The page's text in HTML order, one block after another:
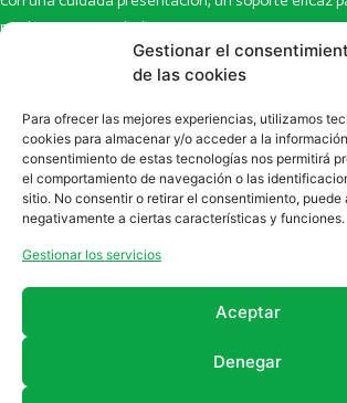
Gestionar el
de las cookies
Para ofrecer las mejores experiencias, utilizamos
cookies para almacenar y/o acceder a la
consentimiento de estas tecnologías nos permitirá
el comportamiento de navegación o las
sitio. No consentir o retirar el consentimiento, puede
negativamente a ciertas características y funciones.
Gestionar los servicios
Aceptar
Denegar
productos y novedades.
Inicio
Newsletter
Eco Multimedia
Contacto
Artículos
Escaparate
Enlaces de
SUSCRÍBETE A NUESTRO NEWSLETTER
la sección deNewsletter